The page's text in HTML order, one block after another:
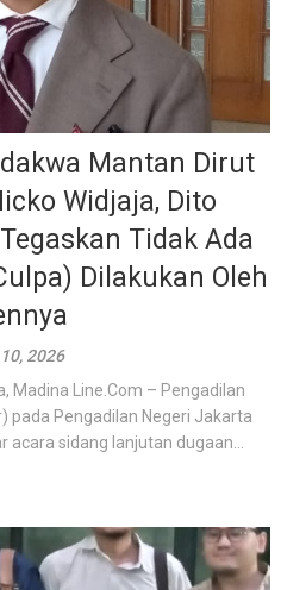
Mantan Dirut
Widjaja, Dito
Tidak Ada
Dilakukan Oleh
2026
Madina Line.Com – Pengadilan
pada Pengadilan Negeri Jakarta
sidang lanjutan dugaan...